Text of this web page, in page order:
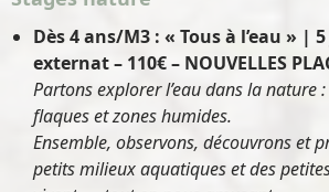
Dès 4 ans/M3 : « Tous à l’eau » |
externat – 110€– NOUVELLES
Partons explorer l’eau dans la nature
flaques et zones humides.
Ensemble, observons, découvrons et
petits milieux aquatiques et des